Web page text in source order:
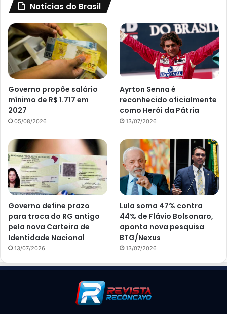
Notícias do Brasil
Governo propõe salário
mínimo de R$ 1.717 em
2027
05/08/2026
Ayrton Senna é
reconhecido oficialmente
como Herói da Pátria
13/07/2026
Governo define prazo
para troca do RG antigo
pela nova Carteira de
Identidade Nacional
13/07/2026
Lula soma 47% contra
44% de Flávio Bolsonaro,
aponta nova pesquisa
BTG/Nexus
13/07/2026